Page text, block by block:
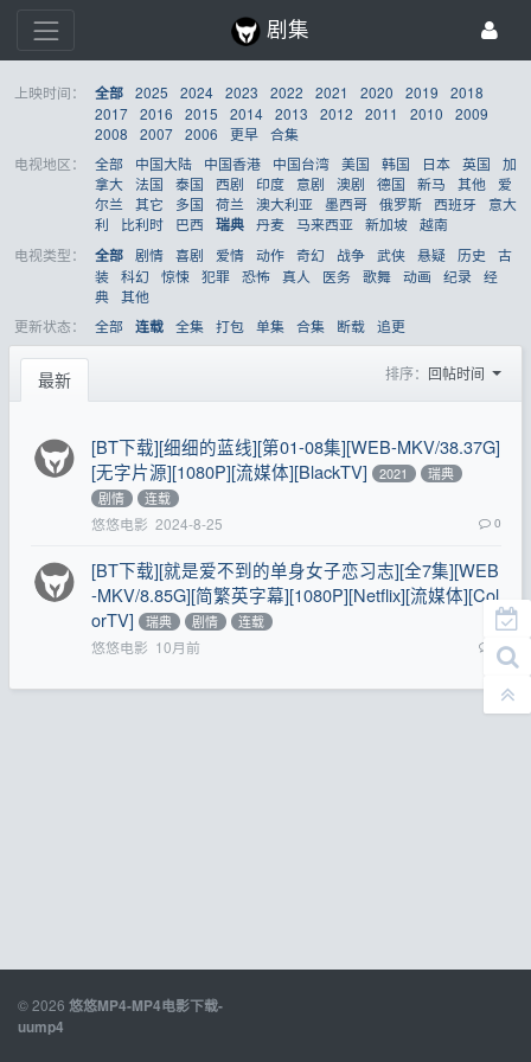
剧集
上映时间： 全部 2025 2024 2023 2022 2021 2020 2019
2018
2017 2016 2015 2014 2013 2012 2011 2010
2009
2008
2007 2006 更早 合集
电视地区：
全部 中国大陆 中国香港 中国台湾 美国 韩国 日本 英国
加
拿大 法国 泰国 西剧 印度 意剧 澳剧 德国 新马 其他
爱
尔兰
其它 多国 荷兰 澳大利亚 墨西哥 俄罗斯 西班牙
意大
利
比利时 巴西 瑞典 丹麦 马来西亚 新加坡 越南
电视类型：
全部 剧情 喜剧 爱情 动作 奇幻 战争 武侠 悬疑 历史
古
装 科幻 惊悚 犯罪 恐怖 真人 医务 歌舞 动画 纪录 经
典 其他
更新状态：
全部 连载 全集 打包 单集 合集 断载 追更
最新 排序： 回帖时间
[BT下载][细细的蓝线][第01-08集][WEB-MKV/38.37G]
[无字片源][1080P][流媒体][BlackTV]
2021
瑞典
剧情
连载
悠悠电影 2024-8-25 0
[BT下载][就是爱不到的单身女子恋习志][全7集][WEB
-MKV/8.85G][简繁英字幕][1080P][Netflix][流媒体][Col
orTV]
瑞典 剧情 连载
悠悠电影 10月前 0
© 2026 悠悠MP4-MP4电影下载-
uump4